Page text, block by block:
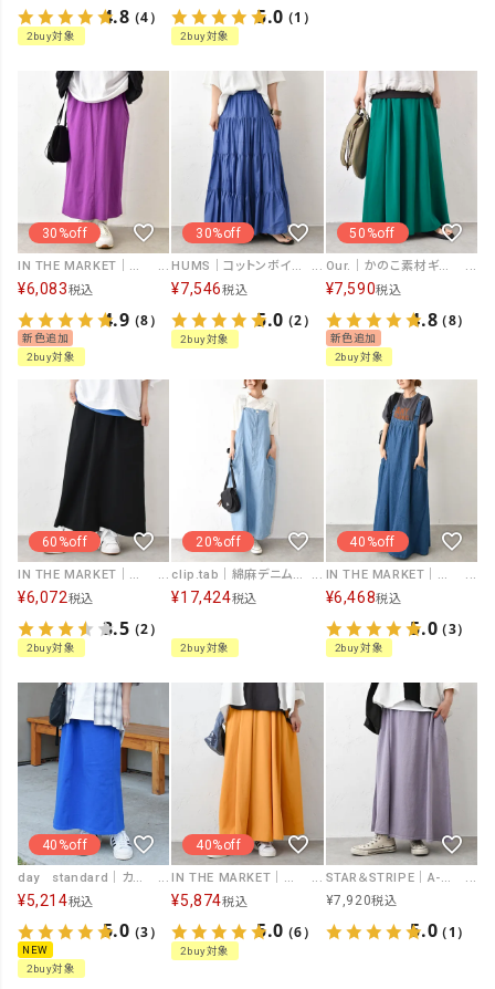
4.8（4）
2buy対象
5.0（1）
2buy対象
30%off
IN THE MARKET｜ロゴ入りカラーカットスカート [[C-2547]][C]
¥6,083税込
4.9（8）
新色追加
2buy対象
30%off
HUMS｜コットンボイルティアードスカート [[WHU005]][C]
¥7,546税込
5.0（2）
2buy対象
50%off
Our.｜かのこ素材ギャザースカート [[C-9060]][C]
¥7,590税込
4.8（8）
新色追加
2buy対象
60%off
IN THE MARKET｜吸水速乾・接触冷感スカート [[IN-114]][C]
¥6,072税込
3.5（2）
2buy対象
20%off
clip.tab｜綿麻デニムジャンスカ [[3262O-001]][C]
¥17,424税込
2buy対象
40%off
IN THE MARKET｜デニムフレアジャンパースカート [[SAT-0038]][C]
¥6,468税込
5.0（3）
2buy対象
40%off
day standard｜カットタイトスカート [[d-c-020]][D]
¥5,214税込
5.0（3）
NEW
2buy対象
40%off
IN THE MARKET｜ベルト付きフレアスカート [[IN-112]][C]
¥5,874税込
5.0（6）
2buy対象
STAR＆STRIPE｜A-LINE SKIRT [[SSMD-080]][C]
¥7,920税込
5.0（1）